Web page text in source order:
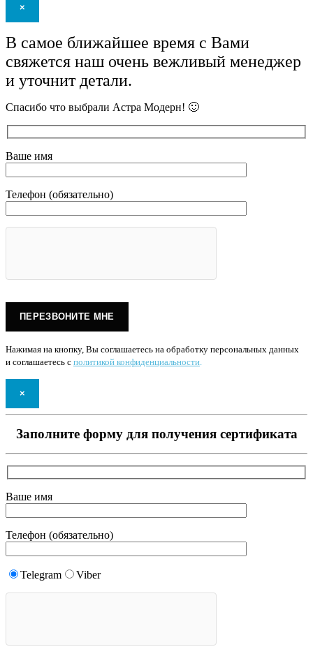
×
В самое ближайшее время с Вами
свяжется наш очень вежливый менеджер
и уточнит детали.
Спасибо что выбрали Астра Модерн! 🙂
Ваше имя
Телефон (обязательно)
Нажимая на кнопку, Вы соглашаетесь на обработку персональных данных
и соглашаетесь с политикой конфиденциальности.
×
Заполните форму для получения сертификата
Ваше имя
Телефон (обязательно)
Telegram Viber